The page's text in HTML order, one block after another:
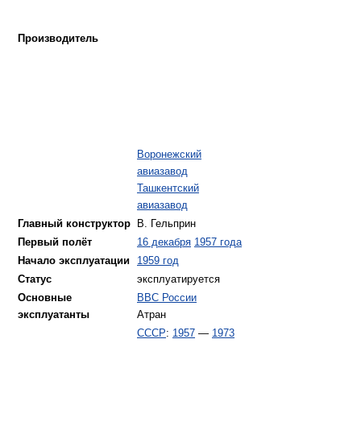
Производитель
Воронежский
авиазавод
Ташкентский
авиазавод
Главный конструктор
В. Гельприн
Первый полёт
16 декабря 1957 года
Начало эксплуатации
1959 год
Статус
эксплуатируется
Основные
эксплуатанты
ВВС России
Атран
СССР: 1957 — 1973